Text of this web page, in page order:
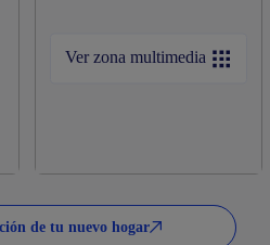
Ver zona multimedia
de tu nuevo hogar